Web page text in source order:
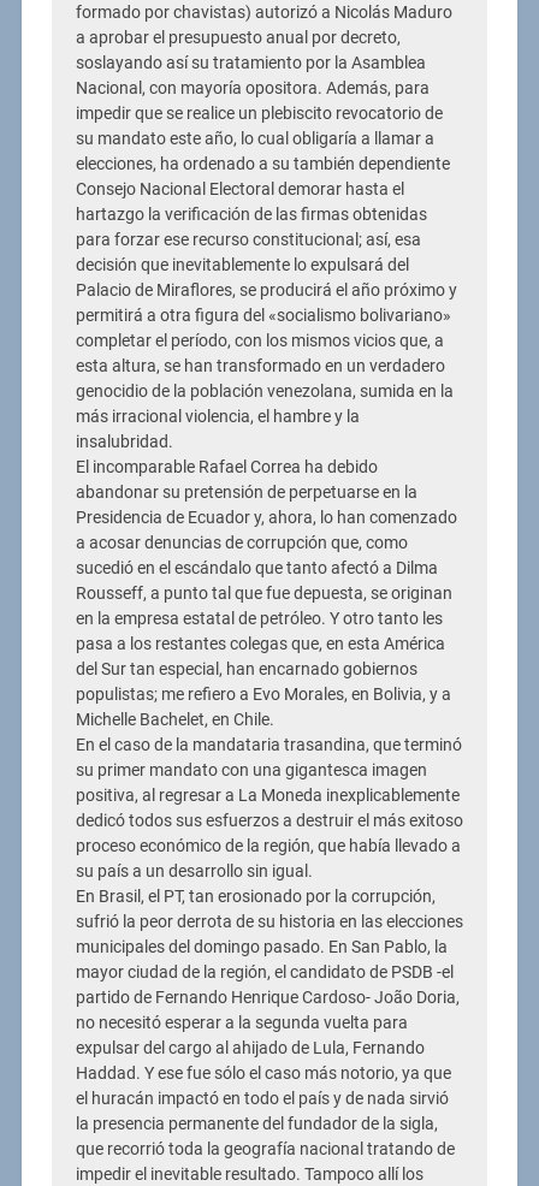
formado por chavistas) autorizó a Nicolás Maduro
a aprobar el presupuesto anual por decreto,
soslayando así su tratamiento por la Asamblea
Nacional, con mayoría opositora. Además, para
impedir que se realice un plebiscito revocatorio de
su mandato este año, lo cual obligaría a llamar a
elecciones, ha ordenado a su también dependiente
Consejo Nacional Electoral demorar hasta el
hartazgo la verificación de las firmas obtenidas
para forzar ese recurso constitucional; así, esa
decisión que inevitablemente lo expulsará del
Palacio de Miraflores, se producirá el año próximo y
permitirá a otra figura del «socialismo bolivariano»
completar el período, con los mismos vicios que, a
esta altura, se han transformado en un verdadero
genocidio de la población venezolana, sumida en la
más irracional violencia, el hambre y la
insalubridad.
El incomparable Rafael Correa ha debido
abandonar su pretensión de perpetuarse en la
Presidencia de Ecuador y, ahora, lo han comenzado
a acosar denuncias de corrupción que, como
sucedió en el escándalo que tanto afectó a Dilma
Rousseff, a punto tal que fue depuesta, se originan
en la empresa estatal de petróleo. Y otro tanto les
pasa a los restantes colegas que, en esta América
del Sur tan especial, han encarnado gobiernos
populistas; me refiero a Evo Morales, en Bolivia, y a
Michelle Bachelet, en Chile.
En el caso de la mandataria trasandina, que terminó
su primer mandato con una gigantesca imagen
positiva, al regresar a La Moneda inexplicablemente
dedicó todos sus esfuerzos a destruir el más exitoso
proceso económico de la región, que había llevado a
su país a un desarrollo sin igual.
En Brasil, el PT, tan erosionado por la corrupción,
sufrió la peor derrota de su historia en las elecciones
municipales del domingo pasado. En San Pablo, la
mayor ciudad de la región, el candidato de PSDB -el
partido de Fernando Henrique Cardoso- João Doria,
no necesitó esperar a la segunda vuelta para
expulsar del cargo al ahijado de Lula, Fernando
Haddad. Y ese fue sólo el caso más notorio, ya que
el huracán impactó en todo el país y de nada sirvió
la presencia permanente del fundador de la sigla,
que recorrió toda la geografía nacional tratando de
impedir el inevitable resultado. Tampoco allí los